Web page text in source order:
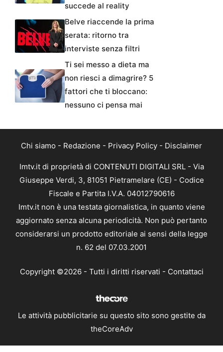
succede al reality
Belve riaccende la prima
serata: ritorno tra
interviste senza filtri
Ti sei messo a dieta ma
non riesci a dimagrire? 5
fattori che ti bloccano:
nessuno ci pensa mai
Chi siamo - Redazione - Privacy Policy - Disclaimer
Imtv.it di proprietà di CONTENUTI DIGITALI SRL - Via
Giuseppe Verdi, 3, 81051 Pietramelare (CE) - Codice
Fiscale e Partita I.V.A. 04012790616
Imtv.it non è una testata giornalistica, in quanto viene
aggiornato senza alcuna periodicità. Non può pertanto
considerarsi un prodotto editoriale ai sensi della legge
n. 62 del 07.03.2001
Copyright ©2026 - Tutti i diritti riservati - Contattaci
Le attività pubblicitarie su questo sito sono gestite da
theCoreAdv